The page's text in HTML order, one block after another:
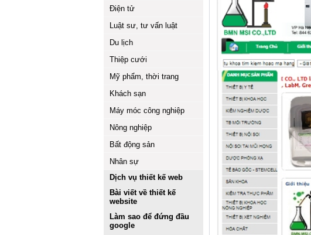
Điện tử
Luật sư, tư vấn luật
Du lịch
Thiệp cưới
Mỹ phẩm, thời trang
Khách sạn
Máy móc công nghiệp
Nông nghiệp
Bất động sản
Nhân sự
Dịch vụ thiết kế web
Bài viết về thiết kế
website
Làm sao để đứng đầu
google